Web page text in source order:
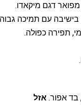
מפואר דגם מיקאדו.
בישיבה עם תמיכה
תפירה כפולה.
בד אפור. אזל